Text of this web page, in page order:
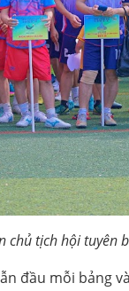
chủ tịch hội tuyên
đầu mỗi bảng